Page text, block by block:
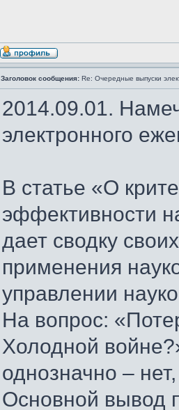
Заголовок сообщения: Re: Очередные выпуски
2014.09.01.
электронного
В статье «О
эффективности
дает сводку
применения
управлении
На вопрос:
Холодной
однозначно –
Основной вывод